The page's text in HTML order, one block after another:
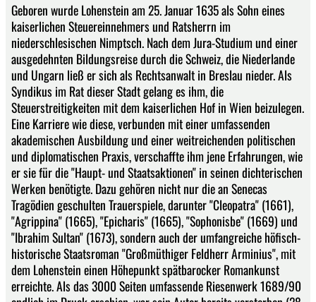
Geboren wurde Lohenstein am 25. Januar 1635 als Sohn eines
kaiserlichen Steuereinnehmers und Ratsherrn im
niederschlesischen Nimptsch. Nach dem Jura-Studium und einer
ausgedehnten Bildungsreise durch die Schweiz, die Niederlande
und Ungarn ließ er sich als Rechtsanwalt in Breslau nieder. Als
Syndikus im Rat dieser Stadt gelang es ihm, die
Steuerstreitigkeiten mit dem kaiserlichen Hof in Wien beizulegen.
Eine Karriere wie diese, verbunden mit einer umfassenden
akademischen Ausbildung und einer weitreichenden politischen
und diplomatischen Praxis, verschaffte ihm jene Erfahrungen, wie
er sie für die "Haupt- und Staatsaktionen" in seinen dichterischen
Werken benötigte. Dazu gehören nicht nur die an Senecas
Tragödien geschulten Trauerspiele, darunter "Cleopatra" (1661),
"Agrippina" (1665), "Epicharis" (1665), "Sophonisbe" (1669) und
"Ibrahim Sultan" (1673), sondern auch der umfangreiche höfisch-
historische Staatsroman "Großmüthiger Feldherr Arminius", mit
dem Lohenstein einen Höhepunkt spätbarocker Romankunst
erreichte. Als das 3000 Seiten umfassende Riesenwerk 1689/90